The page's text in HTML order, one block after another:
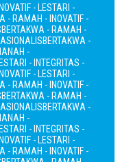
- LESTARI -
- RAMAH - INOVATIF -
BERTAKWA - RAMAH -
BERTAKWA -
-
- INTEGRITAS -
- LESTARI -
- RAMAH - INOVATIF -
BERTAKWA - RAMAH -
BERTAKWA -
-
- INTEGRITAS -
- LESTARI -
- RAMAH - INOVATIF -